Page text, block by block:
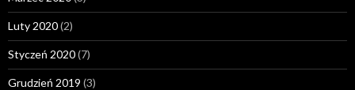
Luty 2020(2)
Styczeń 2020(7)
Grudzień 2019 (3)